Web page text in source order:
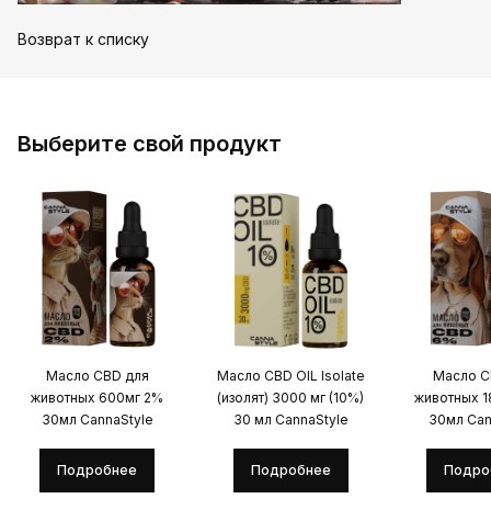
Возврат к списку
Выберите свой продукт
Масло CBD для
животных 600мг 2%
30мл CannaStyle
Подробнее
Масло CBD OIL Isolate
(изолят) 3000 мг (10%)
30 мл CannaStyle
Подробнее
Масло
животных
30мл